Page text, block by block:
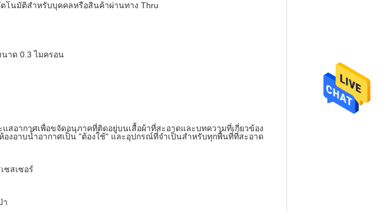
โนมัติสำหรับบุคคลหรือสินค้าผ่านทาง Thru
นาด 0.3 ไมครอน
สอากาศเพื่อขจัดอนุภาคที่ติดอยู่บนเสื้อผ้าที่สะอาดและบทความที่เกี่ยวข้อง
องอาบน้ำอากาศเป็น "ต้องใช้" และอุปกรณ์ที่จำเป็นสำหรับทุกพื้นที่ที่สะอาด
ซสเซอร์
า